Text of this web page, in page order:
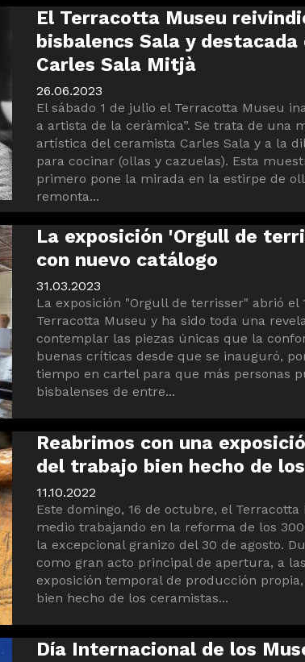
El Terracotta Museu
bisbalencs Sala y
Carles Sala Mitjà
26.06.2023
El sábado 1 de julio el Terracotta Museu
a artista de la ceràmica”. Se trata de una
artística del ceramista Carles Sala y a la
para cocinar (ollas y cazuelas). Esta
primero pone la mirada en la estirpe de
remonta...
La exposición 'Orgull de
con nuevo catálogo
31.03.2023
La exposición "Orgull de terrisser" abrió el
Terracotta Museu y ha sido toda una
contemplar las piezas únicas que la
buenas críticas desde que se inauguró,
tiempo en cartel para que más personas
bisbalenses de entre...
Reabrimos con una
del trabajo bien hecho de
11.10.2022
Este domingo, 16 de octubre, el
medio trabajando en la reforma de los
la excepcional granizo del 30 de agosto.
como gran acto principal de apertura, a
exposición temporal de producción
bien hecho de los ceramistas...
Día Internacional de los